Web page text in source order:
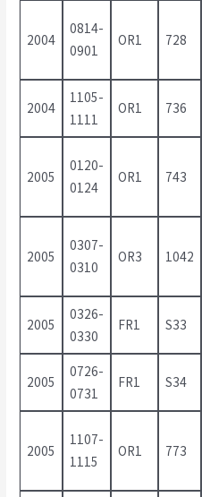
2004
0814-
0901
OR1 728
2004
1105-
1111
OR1 736
2005
0120-
0124
OR1 743
2005
0307-
0310
OR3 1042
2005
0326-
0330
FR1 S33
2005
0726-
0731
FR1 S34
2005
1107-
1115
OR1 773